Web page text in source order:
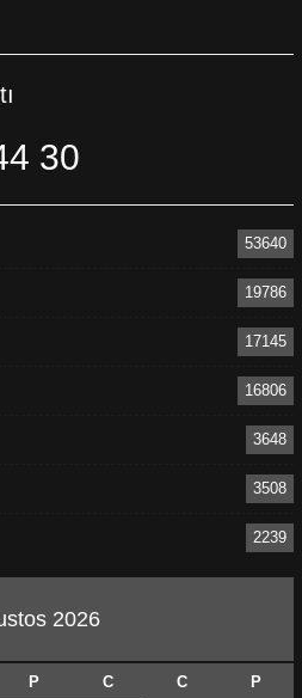
30
53640
19786
17145
16806
3648
3508
2239
2026
P C C P